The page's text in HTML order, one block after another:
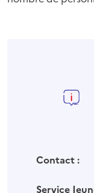
Contact :
Service